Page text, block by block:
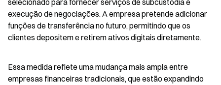
selecionado para fornecer serviços de subcustódia e
execução de negociações. A empresa pretende adicionar
funções de transferência no futuro, permitindo que os
clientes depositem e retirem ativos digitais diretamente.
Essa medida reflete uma mudança mais ampla entre
empresas financeiras tradicionais, que estão expandindo